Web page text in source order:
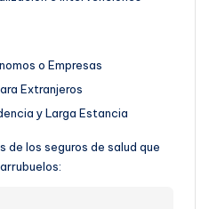
o Empresas
Extranjeros
y Larga Estancia
de los seguros de salud que